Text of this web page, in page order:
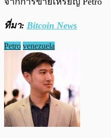
ที่มา: Bitcoin News
Petro venezuela